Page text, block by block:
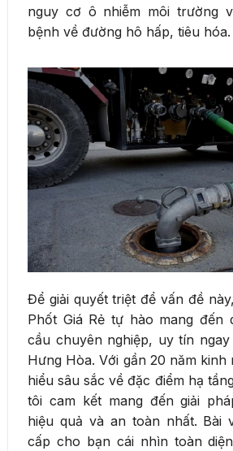
nguy cơ ô nhiễm môi trường
bệnh về đường hô hấp, tiêu hóa.
Để giải quyết triệt để vấn đề
Phốt Giá Rẻ tự hào mang đến
cầu chuyên nghiệp, uy tín
Hưng Hòa. Với gần 20 năm kinh
hiểu sâu sắc về đặc điểm hạ
tôi cam kết mang đến giải
hiệu quả và an toàn nhất. Bài
cấp cho bạn cái nhìn toàn